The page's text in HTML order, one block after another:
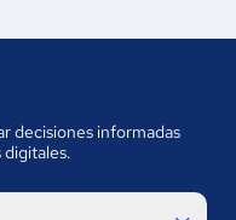
decisiones informadas
digitales.